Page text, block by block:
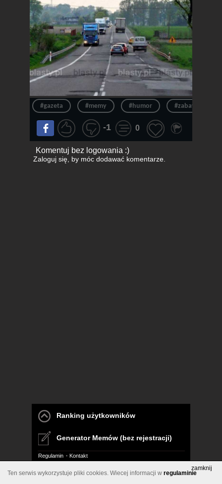
#gazeta #memy #humor #zabawne
-1 0
Komentuj bez logowania :)
Zaloguj się, by móc dodawać komentarze.
Ranking użytkowników
Generator Memów (bez rejestracji)
Regulamin Kontakt
Pelna wersja
zamknij
Ten serwis wykorzystuje pliki cookies. Wiecej informacji w regulaminie